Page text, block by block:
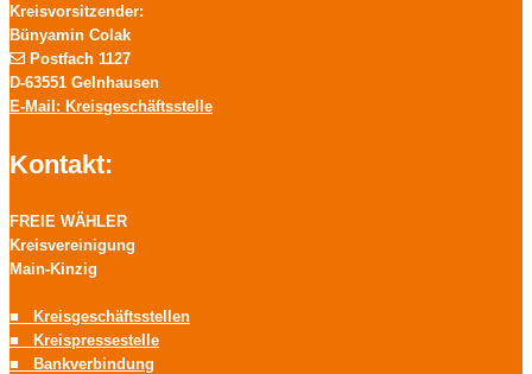
Kreisvorsitzender:
Bünyamin Colak
Postfach 1127
D-63551 Gelnhausen
E-Mail: Kreisgeschäftsstelle
Kontakt:
FREIE WÄHLER
Kreisvereinigung
Main-Kinzig
■ Kreisgeschäftsstellen
■ Kreispressestelle
■ Bankverbindung